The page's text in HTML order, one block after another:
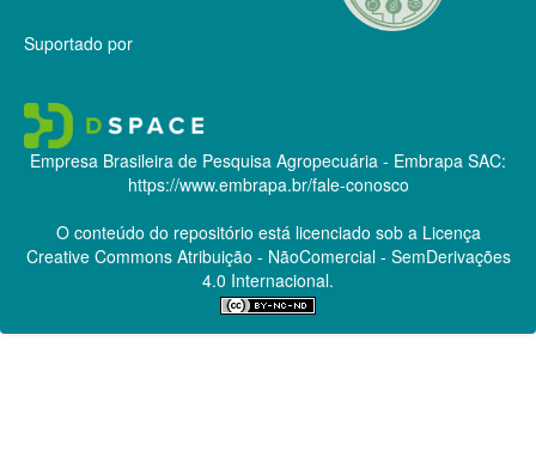
Suportado por
Empresa Brasileira de Pesquisa Agropecuária - Embrapa SAC:
https://www.embrapa.br/fale-conosco
O conteúdo do repositório está licenciado sob a Licença
Creative CommonsAtribuição - NãoComercial - SemDerivações
4.0 Internacional.